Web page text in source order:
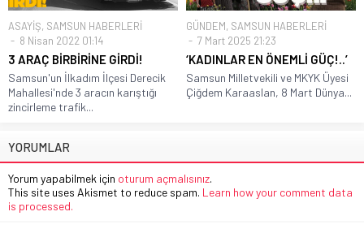
ASAYİŞ, SAMSUN HABERLERİ
8 Nisan 2022 01:14
3 ARAÇ BİRBİRİNE GİRDİ!
Samsun'un İlkadım İlçesi Derecik
Mahallesi'nde 3 aracın karıştığı
zincirleme trafik...
GÜNDEM, SAMSUN HABERLERİ
7 Mart 2025 21:23
‘KADINLAR EN ÖNEMLİ GÜÇ!..’
Samsun Milletvekili ve MKYK Üyesi
Çiğdem Karaaslan, 8 Mart Dünya...
YORUMLAR
Yorum yapabilmek için oturum açmalısınız.
This site uses Akismet to reduce spam. Learn how your comment data
is processed.